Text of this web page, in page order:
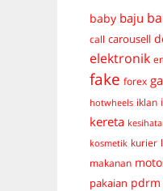
baby baju
call carousell
elektronik
fake forex
hotwheels iklan
kereta
kosmetik kurier
makanan
pakaian pdrm